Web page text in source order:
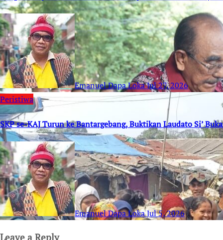
Emanuel Dapa LokaJul 27, 2026
Peristiwa
SKP se-KAJ Turun ke Bantargebang, Buktikan Laudato Si’
Emanuel Dapa LokaJul 5, 2026
Leave a Reply